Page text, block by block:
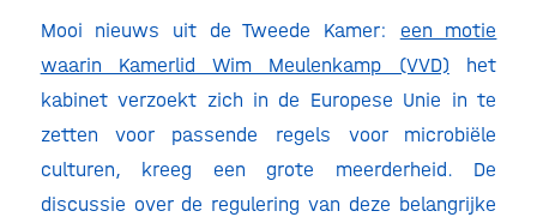
Mooi nieuws uit de Tweede Kamer: een motie
waarin Kamerlid Wim Meulenkamp (VVD) het
kabinet verzoekt zich in de Europese Unie in te
zetten voor passende regels voor microbiële
culturen, kreeg een grote meerderheid. De
discussie over de regulering van deze belangrijke